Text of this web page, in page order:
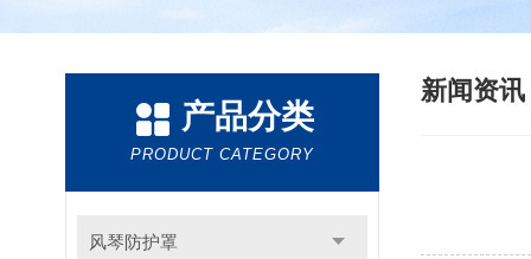
产品分类
PRODUCT CATEGORY
风琴防护罩
新闻资讯